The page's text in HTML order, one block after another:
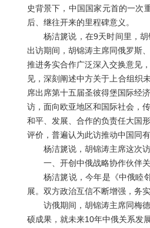
史背景下，中国国家元首的一次
后、继往开来的里程碑意义。
杨洁篪说，在9天时间里，胡
出访期间，胡锦涛主席同俄罗斯
推进务实合作广泛深入交换意见
见，深刻阐述中方关于上合组织
席出席第十五届圣彼得堡国际经
访，面向欧亚地区和国际社会，
和平、发展、合作的负责任大国
评价，普遍认为此访推动中国同
杨洁篪说，胡锦涛主席这次访
一、开创中俄战略协作伙伴关
杨洁篪说，今年是《中俄睦邻
展。双方政治互信不断增强，务
访俄期间，胡锦涛主席同梅德
硕成果，就未来10年中俄关系发